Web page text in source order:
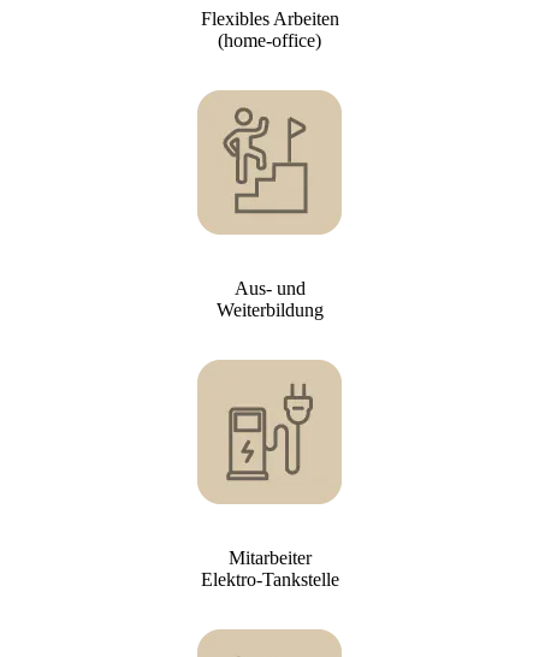
Flexibles Arbeiten
(home-office)
Aus- und
Weiterbildung
Mitarbeiter
Elektro-Tankstelle